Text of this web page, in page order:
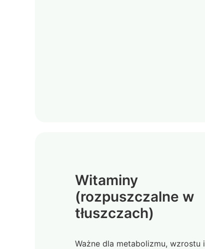
Witaminy
(rozpuszczalne w
tłuszczach)
Ważne dla metabolizmu, wzrostu i